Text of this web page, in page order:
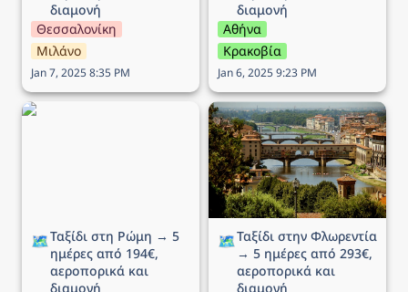
διαμονή
Θεσσαλονίκη
Μιλάνο
Jan 7, 2025 8:35 PM
διαμονή
Αθήνα
Κρακοβία
Jan 6, 2025 9:23 PM
Ταξίδι στη Ρώμη → 5
🗺️Ταξίδι στη Ρώμη → 5
ημέρες από 194€,
αεροπορικά και
διαμονή
Ταξίδι στην Φλωρεντία →
5 ημέρες από 293€,
αεροπορικά και διαμονή
🗺️Ταξίδι στην Φλωρεντία
→ 5 ημέρες από 293€,
αεροπορικά και
διαμονή